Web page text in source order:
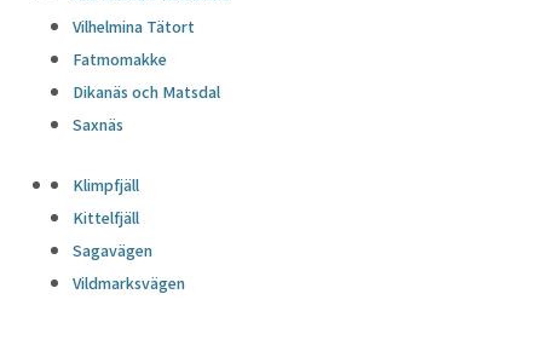
Vilhelmina Tätort
Fatmomakke
Dikanäs och Matsdal
Saxnäs
Klimpfjäll
Kittelfjäll
Sagavägen
Vildmarksvägen